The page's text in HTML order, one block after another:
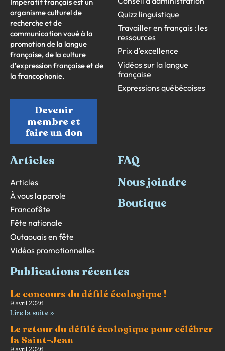
organisme culturel de
recherche et de
communication voué à la
promotion de la langue
française, de la culture
d’expression française et de
la francophonie.
Devenir
membre et
faire un don
Quizz linguistique
Travailler en français : les
ressources
Prix d’excellence
Vidéos sur la langue
française
Expressions québécoises
Articles
Articles
À vous la parole
Francofête
Fête nationale
Outaouais en fête
Vidéos promotionnelles
FAQ
Nous joindre
Boutique
Publications récentes
Le concours du défilé écologique !
9 avril 2026
Lire la suite »
Le retour du défilé écologique pour célébrer
la Saint-Jean